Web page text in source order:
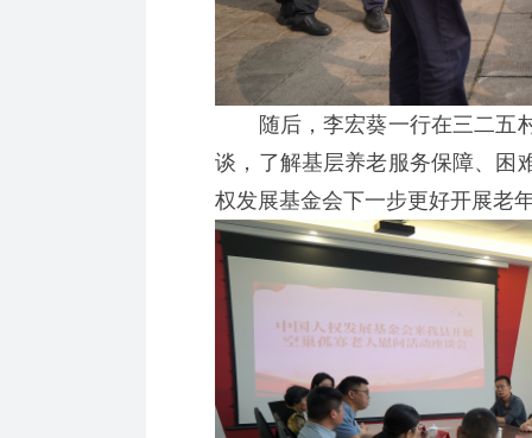
随后，李宏葵一行在三二五村
谈，了解基层养老服务保障、困
权发展基金会下一步更好开展老